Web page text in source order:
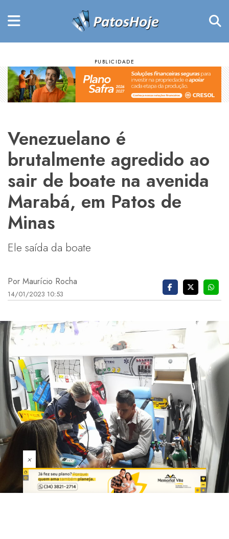
Venezuelano é
brutalmente agredido ao
sair de boate na avenida
Marabá, em Patos de
Minas
Ele saída da boate
Por Maurício Rocha
14/01/2023 10:53
×